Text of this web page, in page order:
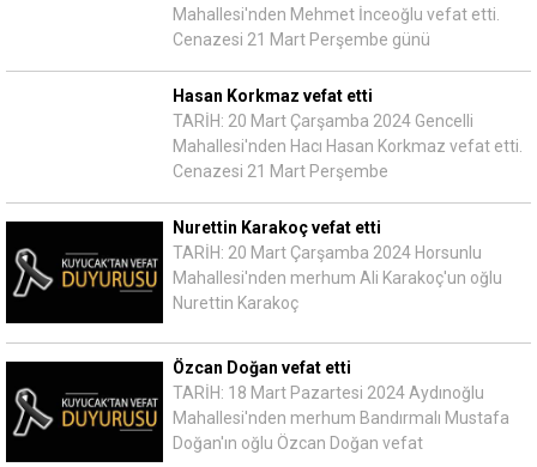
Mahallesi'nden Mehmet İnceoğlu vefat etti.
Cenazesi 21 Mart Perşembe günü
Hasan Korkmaz vefat etti
TARİH: 20 Mart Çarşamba 2024 Gencelli
Mahallesi'nden Hacı Hasan Korkmaz vefat etti.
Cenazesi 21 Mart Perşembe
Nurettin Karakoç vefat etti
TARİH: 20 Mart Çarşamba 2024 Horsunlu
Mahallesi'nden merhum Ali Karakoç'un oğlu
Nurettin Karakoç
Özcan Doğan vefat etti
TARİH: 18 Mart Pazartesi 2024 Aydınoğlu
Mahallesi'nden merhum Bandırmalı Mustafa
Doğan'ın oğlu Özcan Doğan vefat